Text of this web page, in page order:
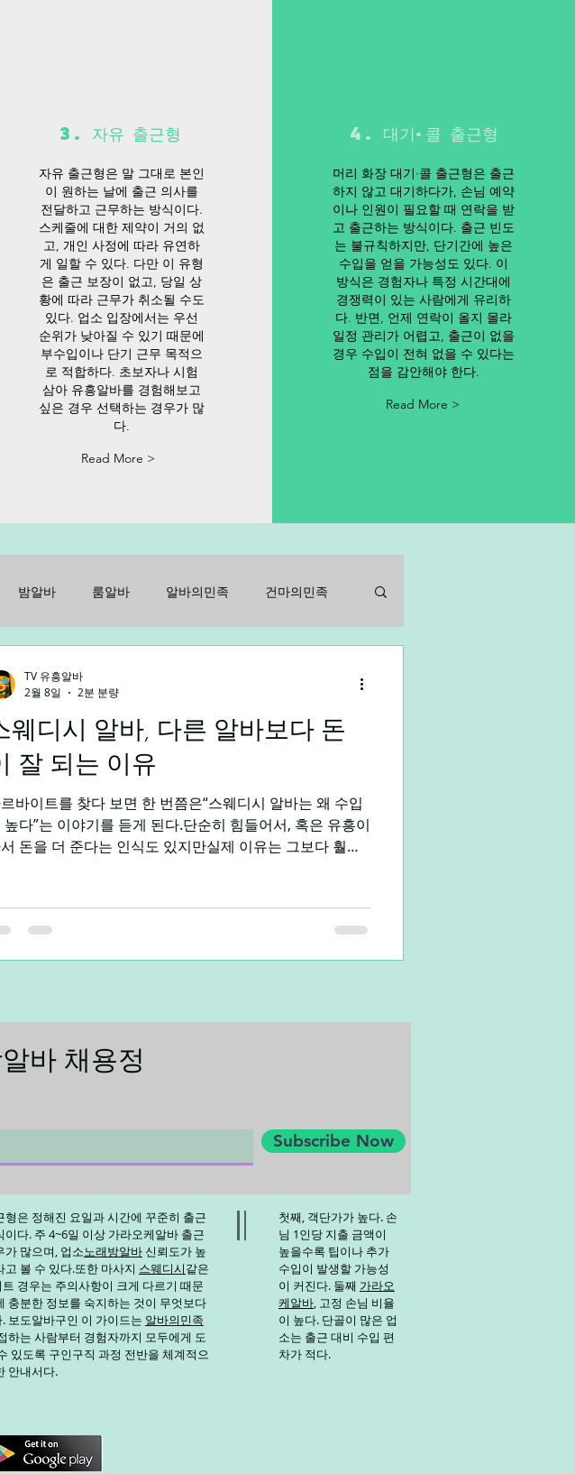
3. 자유 출근형
자유 출근형은 말 그대로 본인
이 원하는 날에 출근 의사를
전달하고 근무하는 방식이다.
스케줄에 대한 제약이 거의 없
고, 개인 사정에 따라 유연하
게 일할 수 있다. 다만 이 유형
은 출근 보장이 없고, 당일 상
황에 따라 근무가 취소될 수도
있다. 업소 입장에서는 우선
순위가 낮아질 수 있기 때문에
부수입이나 단기 근무 목적으
로 적합하다. 초보자나 시험
삼아 유흥알바를 경험해보고
싶은 경우 선택하는 경우가 많
다.
Read More >
4. 대기·콜 출근형
머리 화장 대기·콜 출근형은 출근
하지 않고 대기하다가, 손님 예약
이나 인원이 필요할 때 연락을 받
고 출근하는 방식이다. 출근 빈도
는 불규칙하지만, 단기간에 높은
수입을 얻을 가능성도 있다. 이
방식은 경험자나 특정 시간대에
경쟁력이 있는 사람에게 유리하
다. 반면, 언제 연락이 올지 몰라
일정 관리가 어렵고, 출근이 없을
경우 수입이 전혀 없을 수 있다는
점을 감안해야 한다.
Read More >
밤알바 룸알바 알바의민족 건마의민족
평일알바 학생알바 대학생알바 직장인부업
웨디시 알바, 다른 알바보다 돈
잘 되는 이유
바이트를 찾다 보면 한 번쯤은“스웨디시 알바는 왜 수입
높다”는 이야기를 듣게 된다.단순히 힘들어서, 혹은 유흥이
돈을 더 준다는 인식도 있지만실제 이유는 그보다 훨씬
개념이 아니라 ‘관리 단가’ 구조 일반 알바는 대부분 시간
시급 으로 계산된다.아무리 오래 일해도 시급 자체는 크게
가 다르다 는 게 가장 큰 차이. 스웨디시 알바 스웨디시
새벽 시간대 전문 케어 서비스 이 두 가지 조건이 겹친다.
TV 유흥알바
2월 8일
2분 분량
바 채용정
Subscribe Now
형은 정해진 요일과 시간에 꾸준히 출근
이다. 주 4~6일 이상 가라오케알바 출근
가 많으며, 업소노래방알바신뢰도가 높
고 볼 수 있다.또한 마사지 스웨디시같은
경우는 주의사항이 크게 다르기 때문
충분한 정보를 숙지하는 것이 무엇보다
보도알바구인 이 가이드는 알바의민족
하는 사람부터 경험자까지 모두에게 도
있도록 구인구직 과정 전반을 체계적으
안내서다.
첫째, 객단가가 높다. 손
님 1인당 지출 금액이
높을수록 팁이나 추가
수입이 발생할 가능성
이 커진다. 둘째 가라오
케알바 , 고정 손님 비율
이 높다. 단골이 많은 업
소는 출근 대비 수입 편
차가 적다.